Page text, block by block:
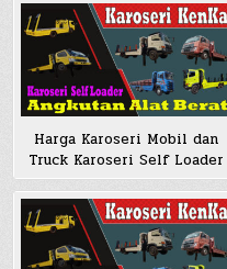
Harga Karoseri Mobil dan
Truck Karoseri Self Loader